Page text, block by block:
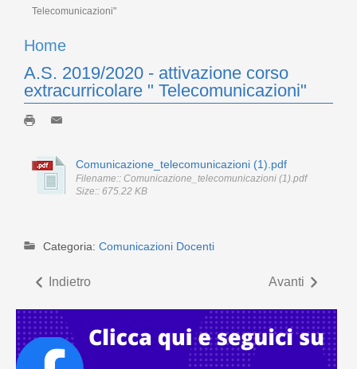
Telecomunicazioni"
Home
A.S. 2019/2020 - attivazione corso
extracurricolare " Telecomunicazioni"
Comunicazione_telecomunicazioni (1).pdf
Filename:: Comunicazione_telecomunicazioni (1).pdf
Size:: 675.22 KB
Categoria: Comunicazioni Docenti
Indietro Avanti